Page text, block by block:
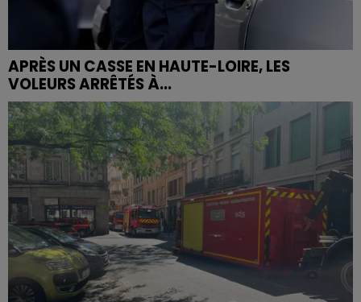
APRÈS UN CASSE EN HAUTE-LOIRE, LES
VOLEURS ARRÊTÉS À...